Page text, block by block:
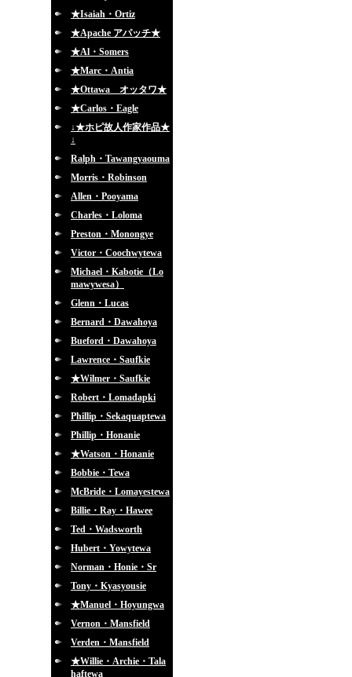
★Isaiah・Ortiz
★Apache アパッチ★
★Al・Somers
★Marc・Antia
★Ottawa オッタワ★
★Carlos・Eagle
↓★ホピ故人作家作品★
↓
Ralph・Tawangyaouma
Morris・Robinson
Allen・Pooyama
Charles・Loloma
Preston・Monongye
Victor・Coochwytewa
Michael・Kabotie（Lo
mawywesa）
Glenn・Lucas
Bernard・Dawahoya
Bueford・Dawahoya
Lawrence・Saufkie
★Wilmer・Saufkie
Robert・Lomadapki
Phillip・Sekaquaptewa
Phillip・Honanie
★Watson・Honanie
Bobbie・Tewa
McBride・Lomayestewa
Billie・Ray・Hawee
Ted・Wadsworth
Hubert・Yowytewa
Norman・Honie・Sr
Tony・Kyasyousie
★Manuel・Hoyungwa
Vernon・Mansfield
Verden・Mansfield
★Willie・Archie・Tala
haftewa